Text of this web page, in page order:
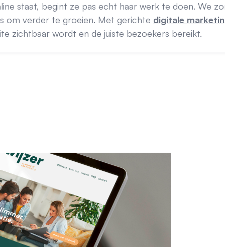
staat, begint ze pas echt haar werk te doen. We
om verder te groeien. Met gerichte digitale
zichtbaar wordt en de juiste bezoekers bereikt.